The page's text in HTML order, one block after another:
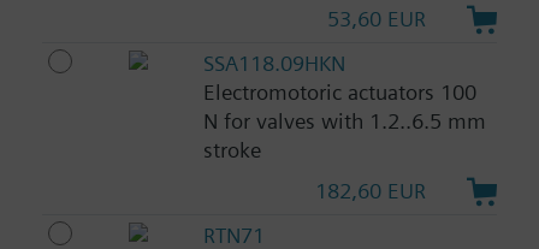
53,60 EUR
SSA118.09HKN
Electromotoric actuators 100
N for valves with 1.2..6.5 mm
stroke
182,60 EUR
RTN71